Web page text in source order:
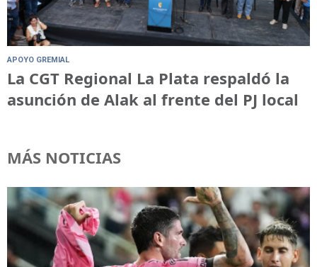
APOYO GREMIAL
La CGT Regional La Plata respaldó la
asunción de Alak al frente del PJ local
MÁS NOTICIAS